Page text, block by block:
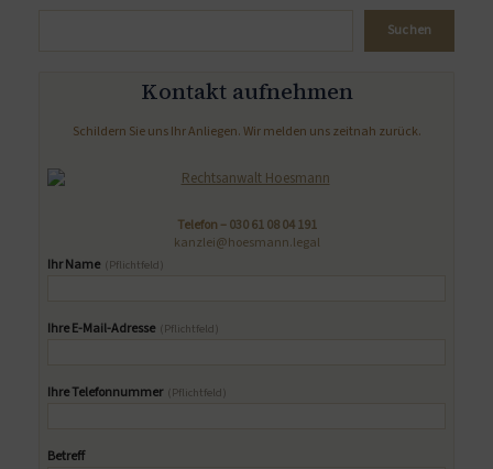
Suchen
Kontakt aufnehmen
Schildern Sie uns Ihr Anliegen. Wir melden uns zeitnah zurück.
Telefon –030 61 08 04 191
kanzlei@hoesmann.legal
Ihr Name (Pflichtfeld)
Ihre E-Mail-Adresse (Pflichtfeld)
Ihre Telefonnummer (Pflichtfeld)
Betreff